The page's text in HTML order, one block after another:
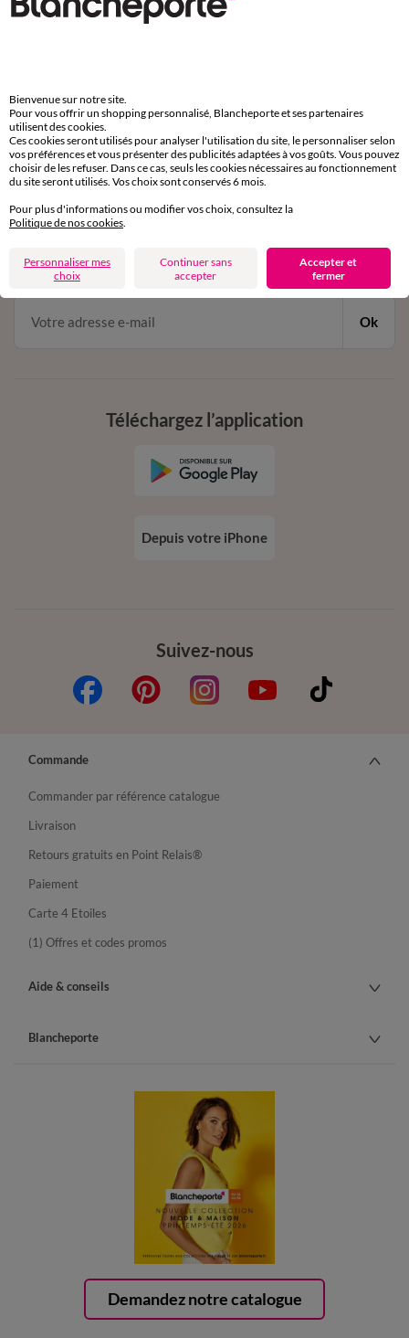
Service clients
par chat et par téléphone
de 8h00 à 20h00 du lundi au samedi
11€ Offerts
en vous inscrivant à la newsletter
dès 20€ d’achat
conditions dans votre email de confirmation
Ok
Suivez-nous
Téléchargez l’application
Depuis votre iPhone
Demandez notre catalogue
Commande
Commander par référence catalogue
Livraison
Retours gratuits en Point Relais®
Paiement
Carte 4 Etoiles
(1) Offres et codes promos
Aide & conseils
Blancheporte
Bienvenue sur notre site.
Pour vous offrir un shopping personnalisé, Blancheporte et ses partenaires
utilisent des cookies.
Ces cookies seront utilisés pour analyser l'utilisation du site, le personnaliser selon
vos préférences et vous présenter des publicités adaptées à vos goûts. Vous pouvez
choisir de les refuser. Dans ce cas, seuls les cookies nécessaires au fonctionnement
du site seront utilisés. Vos choix sont conservés 6 mois.
Pour plus d'informations ou modifier vos choix, consultez la
Politique de nos cookies.
Personnaliser mes
choix
Continuer sans
accepter
Accepter et
fermer